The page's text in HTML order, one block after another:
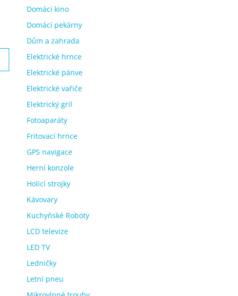
Domácí kino
Domácí pekárny
Dům a zahrada
Elektrické hrnce
Elektrické pánve
Elektrické vařiče
Elektrický gril
Fotoaparáty
Fritovací hrnce
GPS navigace
Herní konzole
Holicí strojky
Kávovary
Kuchyňské Roboty
LCD televize
LED TV
Ledničky
Letní pneu